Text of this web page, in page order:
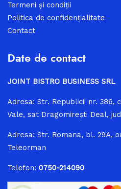
Termeni și condiții
Politica de confidențialitate
Contact
Date de contact
JOINT BISTRO BUSINESS SRL
Adresa: Str. Republicii nr. 386,
Vale, sat Dragomirești Deal,
Adresa: Str. Romana, bl. 29A,
Teleorman
Telefon: 0750-214090